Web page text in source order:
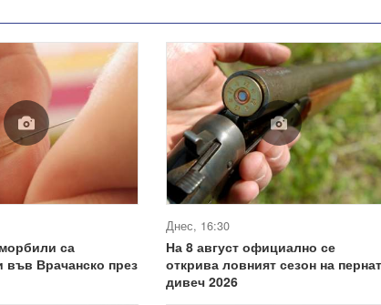
са
във Врачанско през
Днес, 16:30
На 8 август официално се
открива ловният сезон на пернат
дивеч 2026